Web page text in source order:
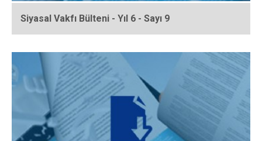
Siyasal Vakfı Bülteni - Yıl 6 - Sayı 9